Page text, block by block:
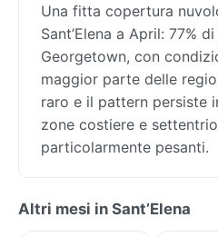
Una fitta copertura
Sant’Elena a April: 77%
Georgetown, con
maggior parte delle
raro e il pattern persiste
zone costiere e
particolarmente pesanti.
Altri mesi in Sant’Elena